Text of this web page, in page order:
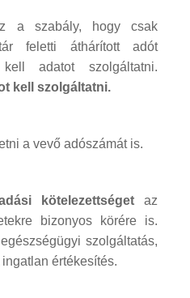
a szabály, hogy csak
feletti áthárított adót
adatot szolgáltatni.
kell szolgáltatni.
a vevő adószámát is.
kötelezettségetaz
bizonyos körére is.
szolgáltatás,
értékesítés.